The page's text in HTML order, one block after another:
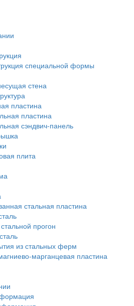
специальной формы
стена
пластина
пластина
сэндвич-панель
плита
стальная пластина
прогон
из стальных ферм
марганцевая пластина